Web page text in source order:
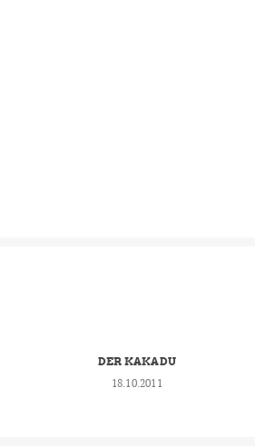
DER KAKADU
18.10.2011